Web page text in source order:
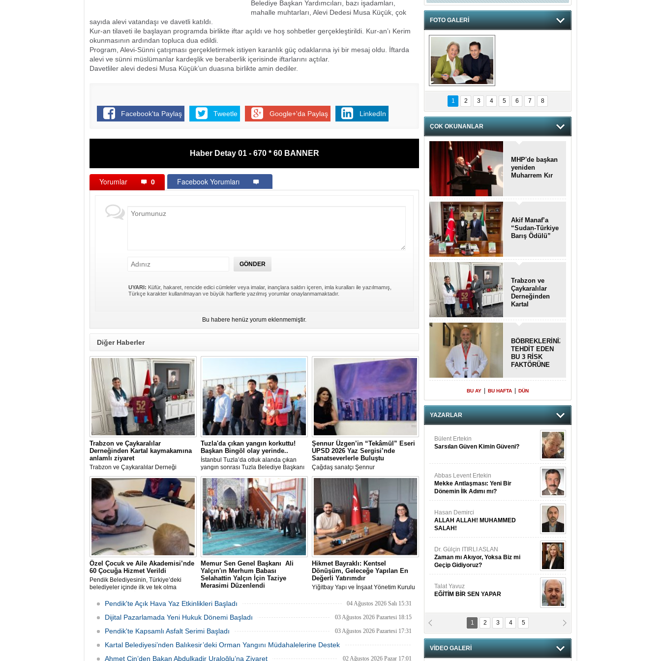
Belediye Başkan Yardımcıları, bazı işadamları,
mahalle muhtarları, Alevi Dedesi Musa Küçük, çok
sayıda alevi vatandaşı ve davetli katıldı.
Kur-an tilaveti ile başlayan programda birlikte iftar açıldı ve hoş sohbetler gerçekleştirildi. Kur-an’ı Kerim
okunmasının ardından topluca dua edildi.
Program, Alevi-Sünni çatışması gerçekletirmek istiyen karanlık güç odaklarına iyi bir mesaj oldu. İftarda
alevi ve sünni müslümanlar kardeşlik ve beraberlik içerisinde iftarlarını açtılar.
Davetliler alevi dedesi Musa Küçük’un duasına birlikte amin dediler.
Facebook'ta Paylaş Tweetle Google+'da Paylaş LinkedIn
Haber Detay 01 - 670 * 60 BANNER
Yorumlar 0 Facebook Yorumları
UYARI: Küfür, hakaret, rencide edici cümleler veya imalar, inançlara saldırı içeren, imla kuralları ile yazılmamış,
Türkçe karakter kullanılmayan ve büyük harflerle yazılmış yorumlar onaylanmamaktadır.
Bu habere henüz yorum eklenmemiştir.
Diğer Haberler
Trabzon ve Çaykaralılar
Derneğinden Kartal kaymakamına
anlamlı ziyaret
Trabzon ve Çaykaralılar Derneği
yönetim kurulu Kartal Kaymakamı Edip
Çakıcı'yı ziyaret etti.
Tuzla'da çıkan yangın korkuttu!
Başkan Bingöl olay yerinde..
İstanbul Tuzla’da otluk alanda çıkan
yangın sonrası Tuzla Belediye Başkanı
Av. Eren Ali Bingöl de bölgeye giderek
incelemelerde bulundu.
Şennur Üzgen’in “Tekâmül” Eseri
UPSD 2026 Yaz Sergisi’nde
Sanatseverlerle Buluştu
Çağdaş sanatçı Şennur
Üzgen’in Tekâmül adlı eseri,
Uluslararası Plastik Sanatlar Derneği
(UPSD) tarafından düzenlenen 2026
Yaz Sergisi’nde sanatseverlerle buluştu.
Özel Çocuk ve Aile Akademisi’nde
60 Çocuğa Hizmet Verildi
Pendik Belediyesinin, Türkiye’deki
belediyeler içinde ilk ve tek olma
Akademisi” programından ilk dönemde
60 özel çocuk yararlandı.
Memur Sen Genel Başkanı Ali
Yalçın'ın Merhum Babası
Selahattin Yalçın İçin Taziye
Merasimi Düzenlendi
rahmet-i Rahman'a kavuşan kıymetli
babası Selahattin Yalçın için, Eğitim-Bir-
Sen İstanbul Şubelerinin
günü Sultanbeyli Abdurrahmangazi
Hikmet Bayraklı: Kentsel
Dönüşüm, Geleceğe Yapılan En
Değerli Yatırımdır
Yiğitbay Yapı ve İnşaat Yönetim Kurulu
Bayraklı, emlak ve gayrimenkul
ağırladı
Pendik'te Açık Hava Yaz Etkinlikleri Başladı 04 Ağustos 2026 Salı 15:31
Dijital Pazarlamada Yeni Hukuk Dönemi Başladı 03 Ağustos 2026 Pazartesi 18:15
Pendik'te Kapsamlı Asfalt Serimi Başladı 03 Ağustos 2026 Pazartesi 17:31
Kartal Belediyesi’nden Balıkesir’deki Orman Yangını Müdahalelerine Destek
03 Ağustos 2026 Pazartesi 11:55
Ahmet Cin’den Bakan Abdulkadir Uraloğlu’na Ziyaret 02 Ağustos 2026 Pazar 17:01
FOTO GALERİ
hnzzzna
1 2 3 4 5 6 7 8
ÇOK OKUNANLAR
MHP'de başkan
yeniden
Muharrem Kır
Akif Manaf’a
“Sudan-Türkiye
Barış Ödülü”
Trabzon ve
Çaykaralılar
Derneğinden
Kartal
anlamlı ziyaret
BÖBREKLERİNİZİ
TEHDİT EDEN
BU 3 RİSK
FAKTÖRÜNE
BU AY BU HAFTA DÜN
YAZARLAR
Bülent Ertekin
Sarsılan Güven Kimin Güveni?
Abbas Levent Ertekin
Mekke Antlaşması: Yeni Bir
Dönemin İlk Adımı mı?
Hasan Demirci
ALLAH ALLAH! MUHAMMED
SALAH!
Dr. Gülçin ITIRLI ASLAN
Zaman mı Akıyor, Yoksa Biz mi
Geçip Gidiyoruz?
Talat Yavuz
EĞİTİM BİR SEN YAPAR
Sevgi Karaman
NAMUSLU?
1 2 3 4 5
VİDEO GALERİ